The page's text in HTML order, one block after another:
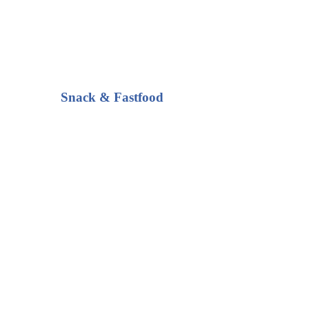
Snack & Fastfood